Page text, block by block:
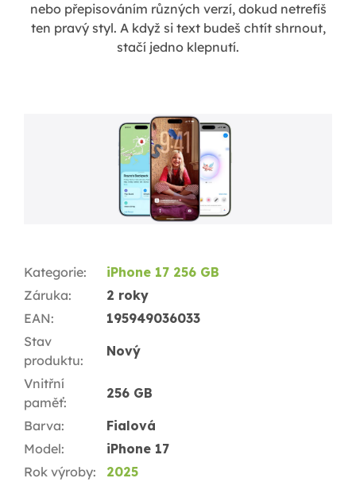
nebo přepisováním různých verzí, dokud netrefíš
ten pravý styl. A když si text budeš chtít shrnout,
stačí jedno klepnutí.
Kategorie:
iPhone 17 256 GB
Záruka:
2 roky
EAN:
195949036033
Stav
produktu:
Nový
Vnitřní
paměť:
256 GB
Barva:
Fialová
Model:
iPhone 17
Rok výroby:
2025